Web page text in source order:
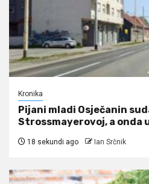
Kronika
Pijani mladi Osječanin
Strossmayerovoj, a onda
18 sekundi ago Ian Srčnik